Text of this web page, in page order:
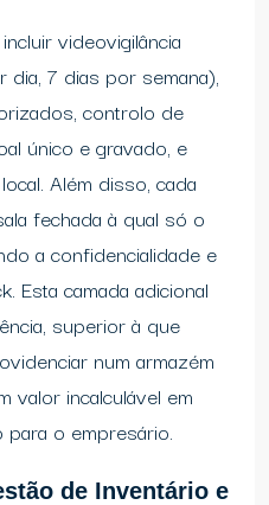
videovigilância
7 dias por semana),
controlo de
único e gravado, e
Além disso, cada
fechada à qual só o
a confidencialidade e
Esta camada adicional
superior à que
num armazém
valor incalculável em
o empresário.
de Inventário e